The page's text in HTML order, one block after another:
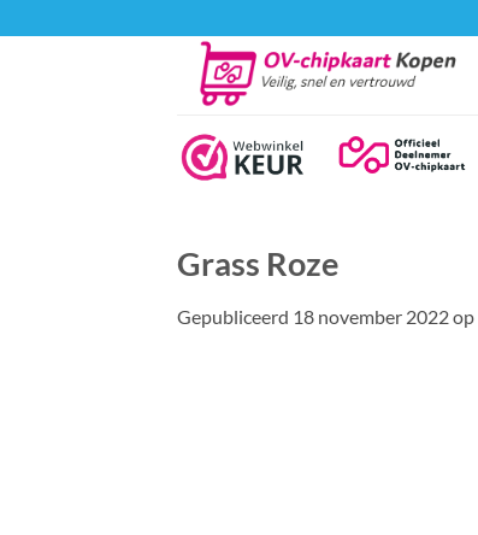
naar
Grass Roze
Gepubliceerd 18 november 2022op